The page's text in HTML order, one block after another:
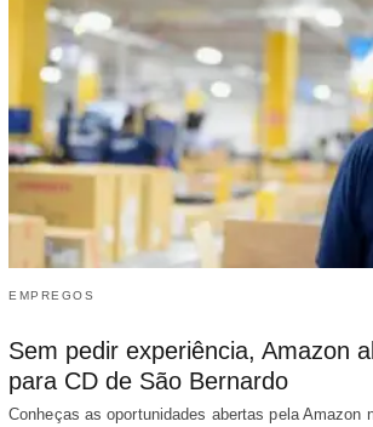
EMPREGOS
Sem pedir experiência, Amazon
para CD de São Bernardo
Conheças as oportunidades abertas pela Amazon